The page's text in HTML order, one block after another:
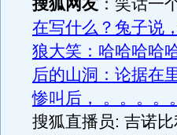
搜狐网友 ：笑话一
在写什么？兔子说
狼大笑：哈哈哈哈
后的山洞：论据在
惨叫后， 。。。。
搜狐直播员: 吉诺